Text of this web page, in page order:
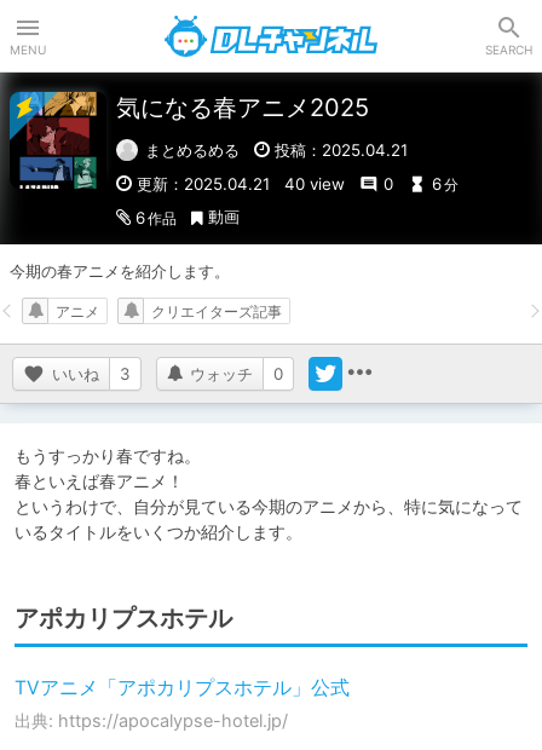
MENU SEARCH
気になる春アニメ2025
まとめるめる
投稿：2025.04.21
更新：2025.04.21
40 view 0 6分
6作品 動画
今期の春アニメを紹介します。
いいね 3 ウォッチ 0
アニメ クリエイターズ記事
もうすっかり春ですね。
春といえば春アニメ！
というわけで、自分が見ている今期のアニメから、特に気になって
いるタイトルをいくつか紹介します。
アポカリプスホテル
TVアニメ「アポカリプスホテル」公式
出典: https://apocalypse-hotel.jp/